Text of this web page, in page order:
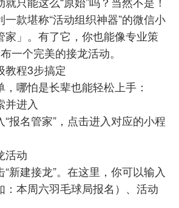
款堪称“活动组织神器”的微信小
」。有了它，你也能像专业策
一个完美的接龙活动。
教程3步搞定
哪怕是长辈也能轻松上手：
并进入
报名管家”，点击进入对应的小程
活动
新建接龙”。在这里，你可以输入
：本周六羽毛球局报名）、活动